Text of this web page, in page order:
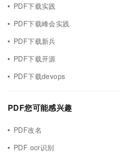
PDF下载实践
PDF下载峰会实践
PDF下载新兵
PDF下载开源
PDF下载devops
PDF您可能感兴趣
PDF改名
PDF ocr识别